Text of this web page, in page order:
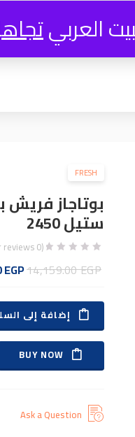
العربي
FRESH
ستيل 2450
(
0
14,159.00EGP
هو:
EGP.
EGP
إضافة إلى
BUY NOW
Ask a Question